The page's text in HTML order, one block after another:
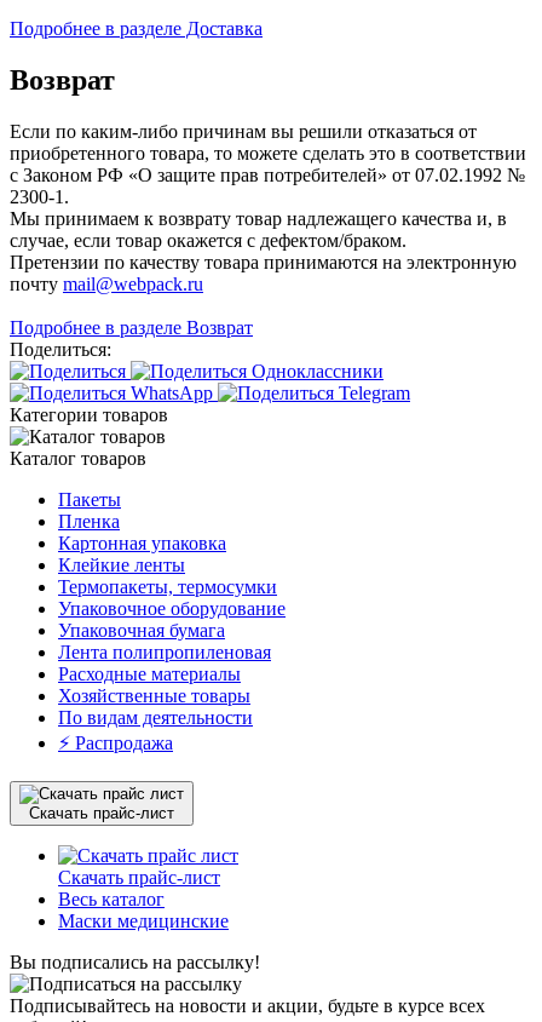
Подробнее в разделе Доставка
Возврат
Если по каким-либо причинам вы решили отказаться от
приобретенного товара, то можете сделать это в соответствии
с Законом РФ «О защите прав потребителей» от 07.02.1992 №
2300-1.
Мы принимаем к возврату товар надлежащего качества и, в
случае, если товар окажется с дефектом/браком.
Претензии по качеству товара принимаются на электронную
почту mail@webpack.ru
Подробнее в разделе Возврат
Поделиться:
Категории товаров
Каталог товаров
Пакеты
Пленка
Картонная упаковка
Клейкие ленты
Термопакеты, термосумки
Упаковочное оборудование
Упаковочная бумага
Лента полипропиленовая
Расходные материалы
Хозяйственные товары
По видам деятельности
⚡️ Распродажа
Скачать прайс-лист
Скачать прайс-лист
Весь каталог
Маски медицинские
Вы подписались на рассылку!
Подписывайтесь на новости и акции, будьте в курсе всех